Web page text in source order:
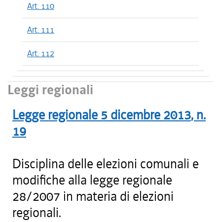
Art. 110
Art. 111
Art. 112
Leggi regionali
Legge regionale 5 dicembre 2013, n.
19
Disciplina delle elezioni comunali e
modifiche alla legge regionale
28/2007 in materia di elezioni
regionali.